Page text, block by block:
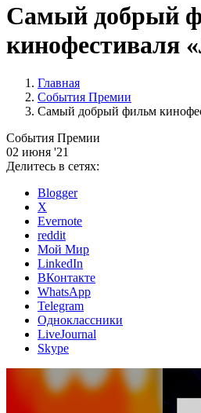
Самый добрый
кинофестиваля
Главная
События Премии
Самый добрый фильм
События Премии
02 июня '21
Делитесь в сетях:
Blogger
X
Evernote
reddit
Мой Мир
LinkedIn
ВКонтакте
WhatsApp
Telegram
Одноклассники
LiveJournal
Skype